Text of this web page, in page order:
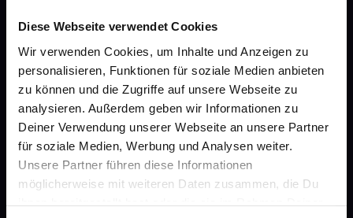
Diese Webseite verwendet Cookies
Wir verwenden Cookies, um Inhalte und Anzeigen zu
personalisieren, Funktionen für soziale Medien anbieten
zu können und die Zugriffe auf unsere Webseite zu
analysieren. Außerdem geben wir Informationen zu
Deiner Verwendung unserer Webseite an unsere Partner
für soziale Medien, Werbung und Analysen weiter.
Unsere Partner führen diese Informationen
möglicherweise mit weiteren Daten zusammen, die Du
ihnen bereitgestellt hast oder die sie im Rahmen Deiner
Sanitätshäuser
AGB
Impressum